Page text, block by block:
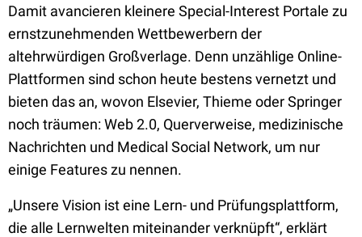
Damit avancieren kleinere Special-Interest Portale zu
ernstzunehmenden Wettbewerbern der
altehrwürdigen Großverlage. Denn unzählige Online-
Plattformen sind schon heute bestens vernetzt und
bieten das an, wovon Elsevier, Thieme oder Springer
noch träumen: Web 2.0, Querverweise, medizinische
Nachrichten und Medical Social Network, um nur
einige Features zu nennen.
„Unsere Vision ist eine Lern- und Prüfungsplattform,
die alle Lernwelten miteinander verknüpft“, erklärt